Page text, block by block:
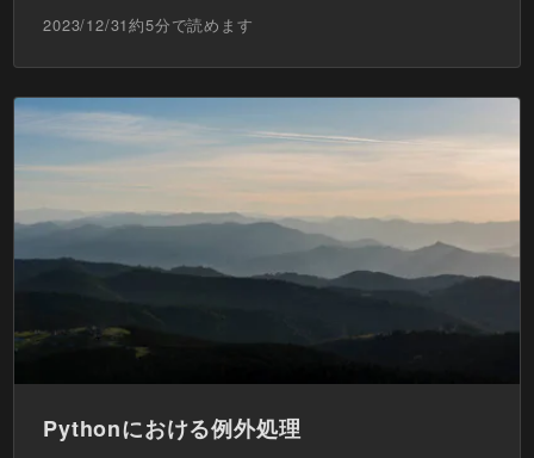
2023/12/31約5分で読めます
Pythonにおける例外処理